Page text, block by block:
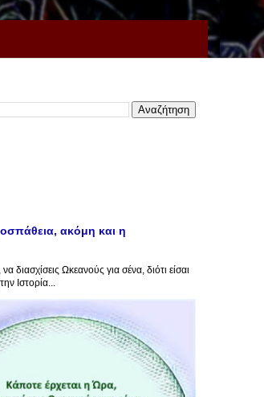
ακόμη και η
διασχίσεις Ωκεανούς για σένα, διότι είσαι
Ιστορία...